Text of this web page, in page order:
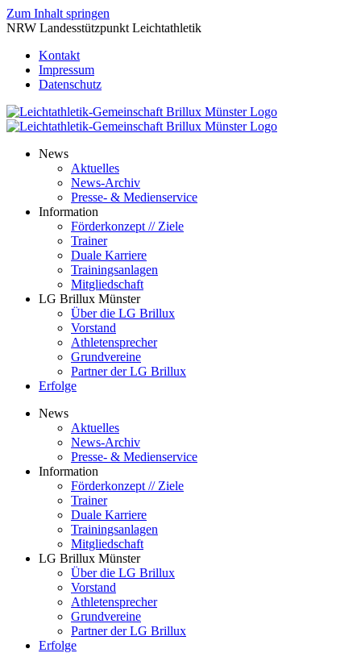
Zum Inhalt springen
NRW Landesstützpunkt Leichtathletik
Kontakt
Impressum
Datenschutz
News
Aktuelles
News-Archiv
Presse- & Medienservice
Information
Förderkonzept // Ziele
Trainer
Duale Karriere
Trainingsanlagen
Mitgliedschaft
LG Brillux Münster
Über die LG Brillux
Vorstand
Athletensprecher
Grundvereine
Partner der LG Brillux
Erfolge
News
Aktuelles
News-Archiv
Presse- & Medienservice
Information
Förderkonzept // Ziele
Trainer
Duale Karriere
Trainingsanlagen
Mitgliedschaft
LG Brillux Münster
Über die LG Brillux
Vorstand
Athletensprecher
Grundvereine
Partner der LG Brillux
Erfolge